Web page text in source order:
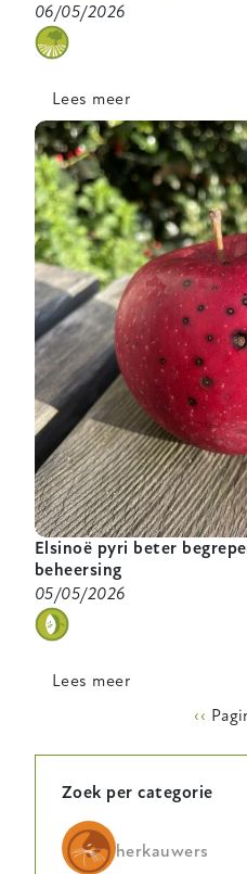
06/05/2026
categorie
Lees meer
Praktijkinput
gezocht
voor
proef
microbiële
inoculanten
in
bio
wintertarwe!
Elsinoë pyri beter
beheersing
05/05/2026
categorie
Lees meer
beter
begrepen:
tot
Vorige
‹‹
Zoek per categorie
herkauwers